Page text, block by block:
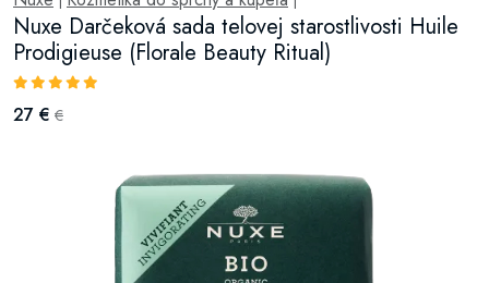
Nuxe Darčeková sada telovej starostlivosti Huile
Prodigieuse (Florale Beauty Ritual)
27 € €